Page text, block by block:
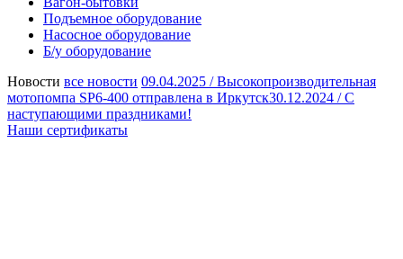
Подъемное оборудование
Насосное оборудование
Б/у оборудование
Новости все новости 09.04.2025 /Высокопроизводительная
мотопомпа SP6-400 отправлена в Иркутск30.12.2024 /С
наступающими праздниками!
Наши сертификаты